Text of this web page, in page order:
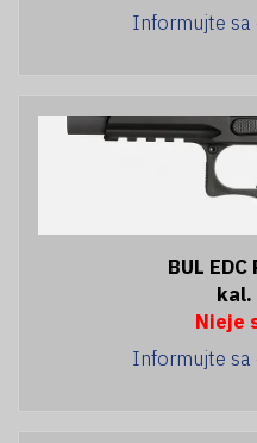
Informujte sa
BUL EDC
kal.
Nieje
Informujte sa